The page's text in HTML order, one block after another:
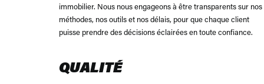
immobilier. Nous nous engageons à être transparents sur nos
méthodes, nos outils et nos délais, pour que chaque client
puisse prendre des décisions éclairées en toute confiance.
QUALITÉ